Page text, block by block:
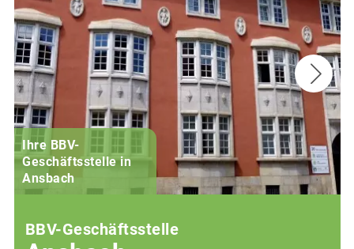
Ihre BBV-
Geschäftsstelle in
Ansbach
BBV-Geschäftsstelle